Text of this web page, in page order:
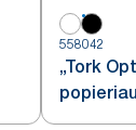
558042
„Tork